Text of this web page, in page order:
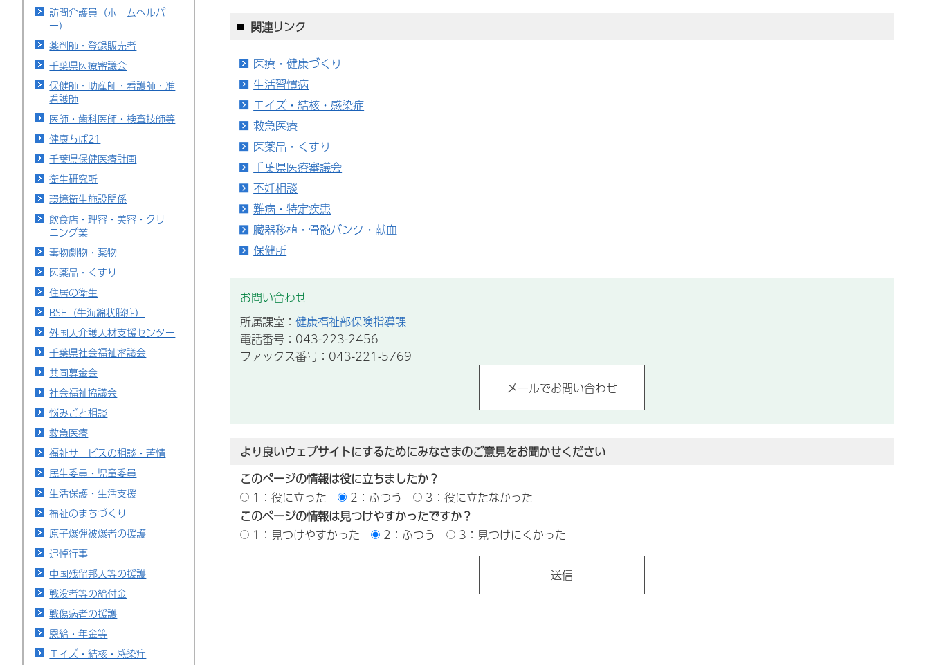
訪問介護員（ホームヘルパ
ー）
薬剤師・登録販売者
千葉県医療審議会
保健師・助産師・看護師・准
看護師
医師・歯科医師・検査技師等
健康ちば21
千葉県保健医療計画
衛生研究所
環境衛生施設関係
飲食店・理容・美容・クリー
ニング業
毒物劇物・薬物
医薬品・くすり
住居の衛生
BSE（牛海綿状脳症）
外国人介護人材支援センター
千葉県社会福祉審議会
共同募金会
社会福祉協議会
悩みごと相談
救急医療
福祉サービスの相談・苦情
民生委員・児童委員
生活保護・生活支援
福祉のまちづくり
原子爆弾被爆者の援護
追悼行事
中国残留邦人等の援護
戦没者等の給付金
戦傷病者の援護
恩給・年金等
エイズ・結核・感染症
関連リンク
医療・健康づくり
生活習慣病
エイズ・結核・感染症
救急医療
医薬品・くすり
千葉県医療審議会
不妊相談
難病・特定疾患
臓器移植・骨髄バンク・献血
保健所
お問い合わせ
所属課室： 健康福祉部保険指導課
電話番号：043-223-2456
ファックス番号：043-221-5769
より良いウェブサイトにするためにみなさまのご意見をお聞かせください
このページの情報は役に立ちましたか？
1：役に立った
2：ふつう
3：役に立たなかった
このページの情報は見つけやすかったですか？
1：見つけやすかった
2：ふつう 3：見つけにくかった